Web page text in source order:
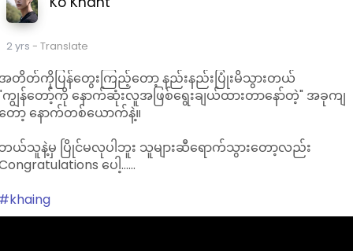
2 yrs - Translate
တိတ်ကိုပြန်တွေးကြည့်တော့ နည်းနည်းပြုံးမိသွားတယ်
ကျွန်တော့်ကို နောက်ဆုံးလူအဖြစ်ရွေးချယ်ထားတာနော်တဲ့" အခုကျ
ော့ နောက်တစ်ယောက်နဲ့။
ယ်သူနဲ့မှ ပြိုင်မလုပါဘူး သူများဆီရောက်သွားတော့လည်း
ပေါ့......